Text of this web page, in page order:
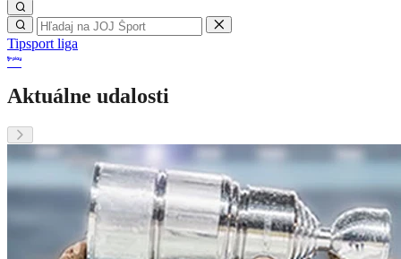
Tipsport liga
Aktuálne udalosti